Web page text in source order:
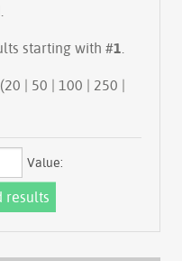
starting with #1
(20 | 50 | 100 | 250 |
Value: